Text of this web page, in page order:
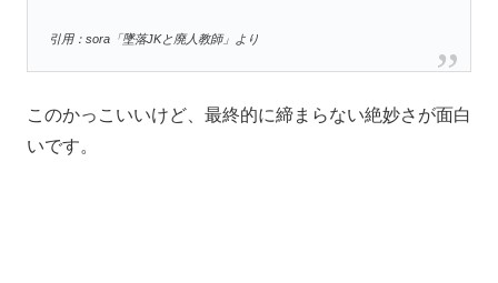
引用：sora「墜落JKと廃人教師」より
このかっこいいけど、最終的に締まらない絶妙さが面白
いです。